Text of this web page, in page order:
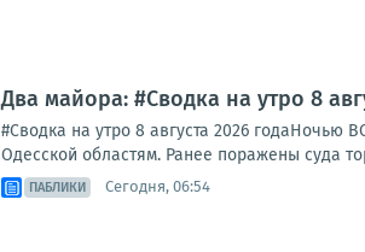
Два майора: #Сводка на утро 8
#Сводка на утро 8 августа 2026 годаНочью
Одесской областям. Ранее поражены суда
ПАБЛИКИ Сегодня, 06:54